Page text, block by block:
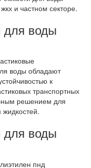
и частном секторе.
для воды
воды обладают
к
транспортных
решением для
для воды